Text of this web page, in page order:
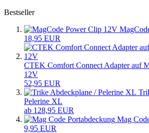
Bestseller
18,95 EUR
CTEK Comfort Connect Adapter auf
12V
52,95 EUR
Pelerine XL
ab 128,95 EUR
Mag
9,95 EUR